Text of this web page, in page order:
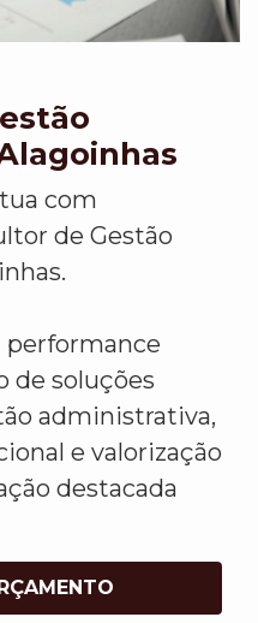
com
de Gestão
performance
de soluções
administrativa,
e valorização
destacada